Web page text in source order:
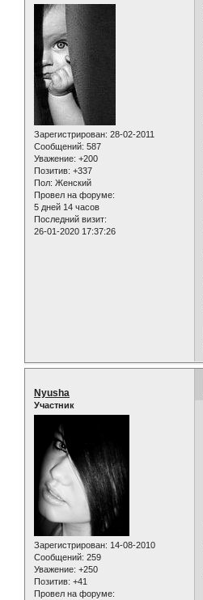
Зарегистрирован: 28-02-2011
Сообщений: 587
Уважение: +200
Позитив: +337
Пол: Женский
Провел на форуме:
5 дней 14 часов
Последний визит:
26-01-2020 17:37:26
Nyusha
Участник
Зарегистрирован: 14-08-2010
Сообщений: 259
Уважение: +250
Позитив: +41
Провел на форуме: